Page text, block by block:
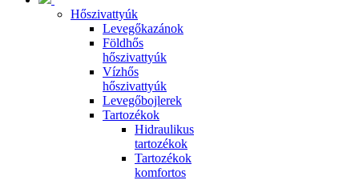
Hőszivattyúk
Levegőkazánok
Földhős
hőszivattyúk
Vízhős
hőszivattyúk
Levegőbojlerek
Tartozékok
Hidraulikus
tartozékok
Tartozékok
komfortos